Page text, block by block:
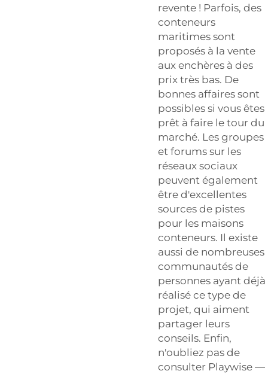
revente ! Parfois, des
conteneurs
maritimes sont
proposés à la vente
aux enchères à des
prix très bas. De
bonnes affaires sont
possibles si vous êtes
prêt à faire le tour du
marché. Les groupes
et forums sur les
réseaux sociaux
peuvent également
être d'excellentes
sources de pistes
pour les maisons
conteneurs. Il existe
aussi de nombreuses
communautés de
personnes ayant déjà
réalisé ce type de
projet, qui aiment
partager leurs
conseils. Enfin,
n'oubliez pas de
consulter Playwise —